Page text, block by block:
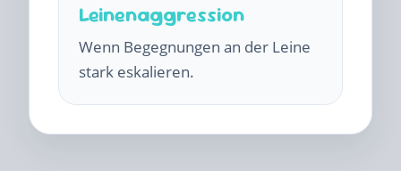
Leinenaggression
Wenn Begegnungen an der Leine
stark eskalieren.